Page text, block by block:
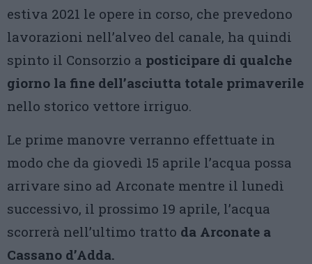
estiva 2021 le opere in corso, che prevedono
lavorazioni nell’alveo del canale, ha quindi
spinto il Consorzio a posticipare di qualche
giorno la fine dell’asciutta totale primaverile
nello storico vettore irriguo.
Le prime manovre verranno effettuate in
modo che da giovedì 15 aprile l’acqua possa
arrivare sino ad Arconate mentre il lunedì
successivo, il prossimo 19 aprile, l’acqua
scorrerà nell’ultimo tratto da Arconate a
Cassano d’Adda.